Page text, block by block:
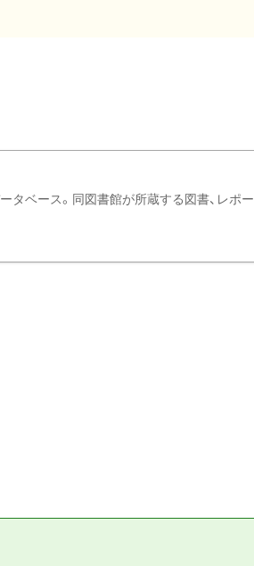
ベース。同図書館が所蔵する図書、レポー